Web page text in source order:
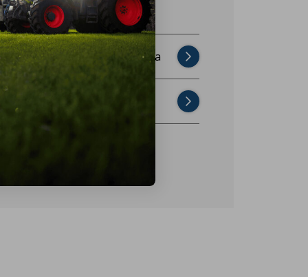
dyspozycji!
Najczęściej zadawane pytania